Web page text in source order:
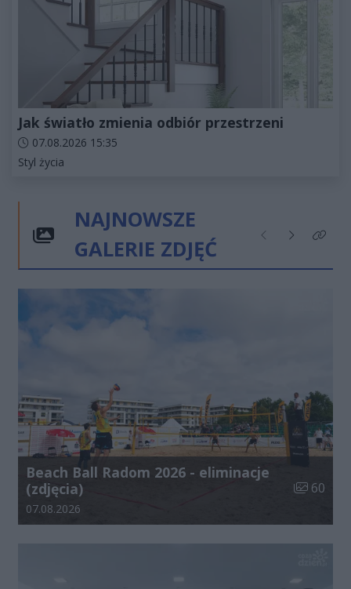
Jak światło zmienia odbiór przestrzeni
Data dodania artykułu:
07.08.2026 15:35
Kategorie artykułu:
Styl życia
NAJNOWSZE
GALERIE ZDJĘĆ
Poprzednie
NastępneKliknij
Beach Ball Radom 2026 - eliminacje
(zdjęcia)
Liczba
60
Data dodania galerii:
07.08.2026